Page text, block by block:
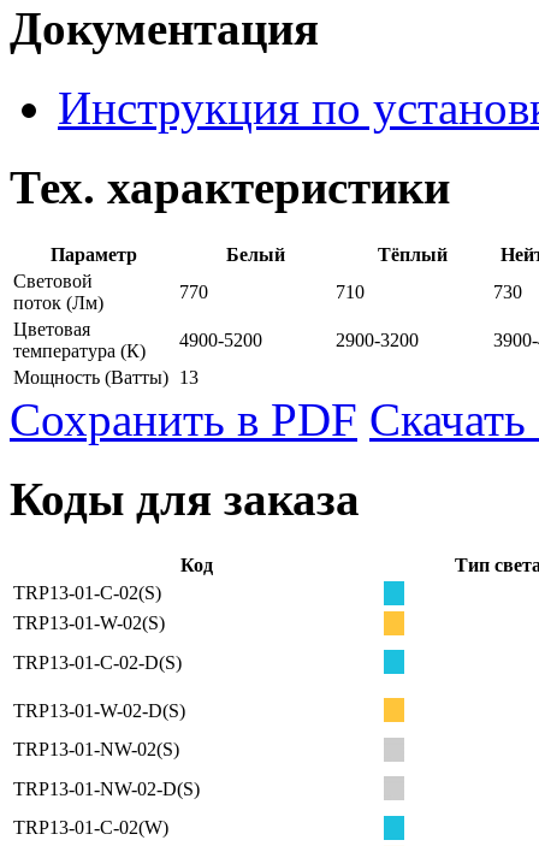
Документация
Инструкция по
Тех. характеристики
Параметр Белый Тёплый
Световой
поток (Лм)
770 710
730
Цветовая
температура (К)
4900-5200 2900-3200
Мощность (Ватты) 13
Сохранить в PDF
Коды для заказа
Код
Тип
TRP13-01-C-02(S)
TRP13-01-W-02(S)
TRP13-01-C-02-D(S)
TRP13-01-W-02-D(S)
TRP13-01-NW-02(S)
TRP13-01-NW-02-D(S)
TRP13-01-C-02(W)